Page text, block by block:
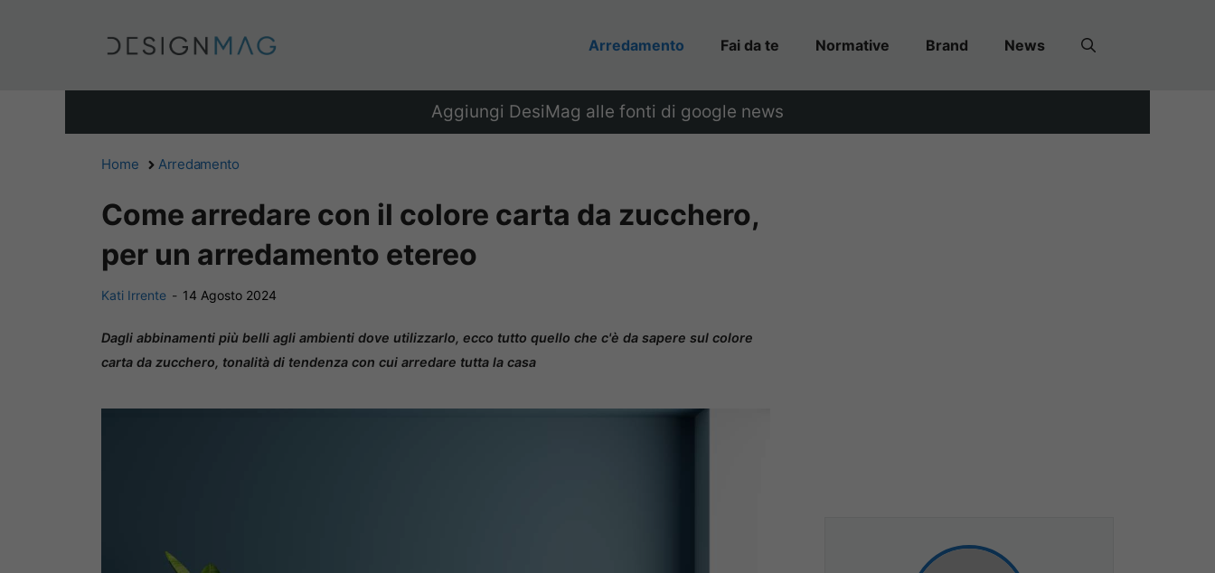
Arredamento Fai da te Normative Brand News
Aggiungi DesiMag alle fonti di google news
Home Arredamento
Come arredare con il colore carta da zucchero,
per un arredamento etereo
Kati Irrente - 14 Agosto 2024
Dagli abbinamenti più belli agli ambienti dove utilizzarlo, ecco tutto quello che c'è da sapere sul colore
carta da zucchero, tonalità di tendenza con cui arredare tutta la casa